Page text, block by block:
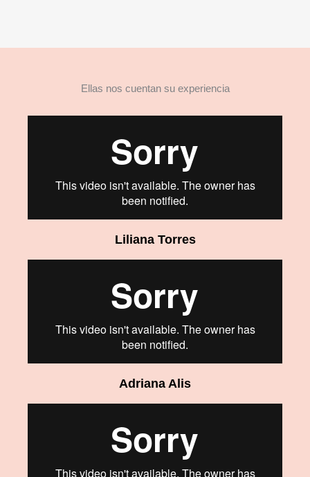
Ellas nos cuentan su experiencia
Liliana Torres
Adriana Alis